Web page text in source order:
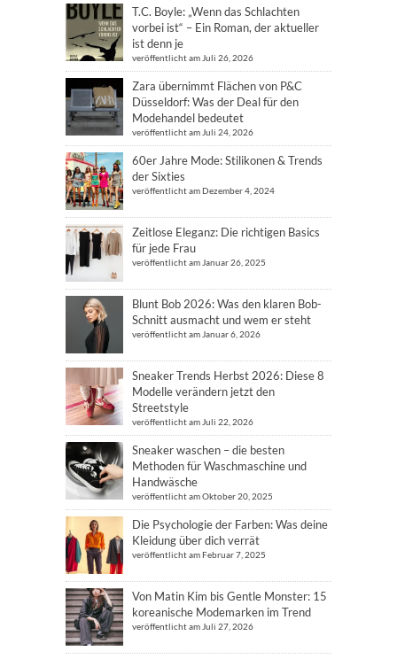
T.C. Boyle: „Wenn das Schlachten
vorbei ist“ – Ein Roman, der aktueller
ist denn je
veröffentlicht am Juli 26, 2026
Zara übernimmt Flächen von P&C
Düsseldorf: Was der Deal für den
Modehandel bedeutet
veröffentlicht am Juli 24, 2026
60er Jahre Mode: Stilikonen & Trends
der Sixties
veröffentlicht am Dezember 4, 2024
Zeitlose Eleganz: Die richtigen Basics
für jede Frau
veröffentlicht am Januar 26, 2025
Blunt Bob 2026: Was den klaren Bob-
Schnitt ausmacht und wem er steht
veröffentlicht am Januar 6, 2026
Sneaker Trends Herbst 2026: Diese 8
Modelle verändern jetzt den
Streetstyle
veröffentlicht am Juli 22, 2026
Sneaker waschen – die besten
Methoden für Waschmaschine und
Handwäsche
veröffentlicht am Oktober 20, 2025
Die Psychologie der Farben: Was deine
Kleidung über dich verrät
veröffentlicht am Februar 7, 2025
Von Matin Kim bis Gentle Monster: 15
koreanische Modemarken im Trend
veröffentlicht am Juli 27, 2026